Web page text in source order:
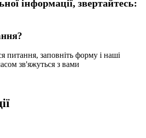
інформації, звертайтесь:
питання, заповніть форму і наші
зв'яжуться з вами